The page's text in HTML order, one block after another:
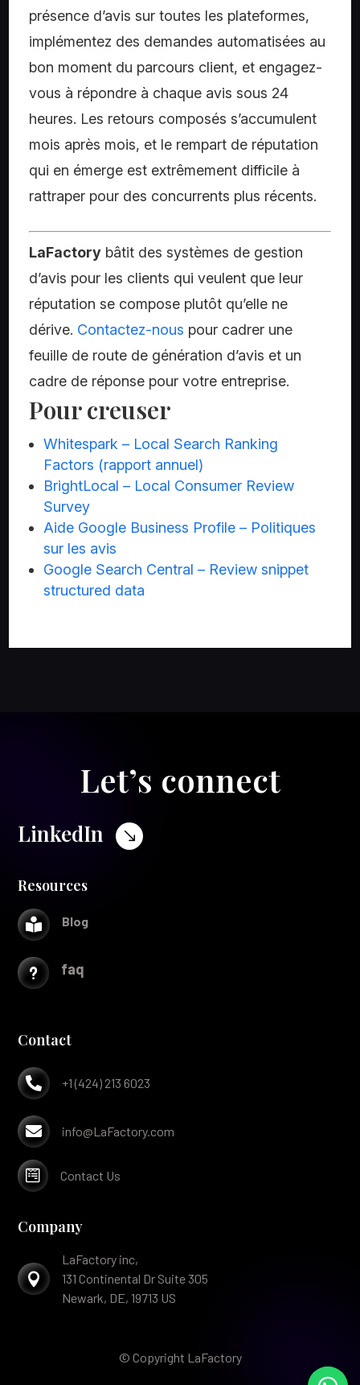
présence d’avis sur toutes les plateformes,
implémentez des demandes automatisées au
bon moment du parcours client, et engagez-
vous à répondre à chaque avis sous 24
heures. Les retours composés s’accumulent
mois après mois, et le rempart de réputation
qui en émerge est extrêmement difficile à
rattraper pour des concurrents plus récents.
LaFactory bâtit des systèmes de gestion
d’avis pour les clients qui veulent que leur
réputation se compose plutôt qu’elle ne
dérive. Contactez-nous pour cadrer une
feuille de route de génération d’avis et un
cadre de réponse pour votre entreprise.
Pour creuser
Whitespark – Local Search Ranking
Factors (rapport annuel)
BrightLocal – Local Consumer Review
Survey
Aide Google Business Profile – Politiques
sur les avis
Google Search Central – Review snippet
structured data
Let’s connect
$
LinkedIn
Resources
 Blog
u faq
Contact
 +1 (424) 213 6023
 info@LaFactory.com
 Contact Us
Company

LaFactory inc,
131 Continental Dr Suite 305
Newark, DE, 19713 US
© Copyright LaFactory